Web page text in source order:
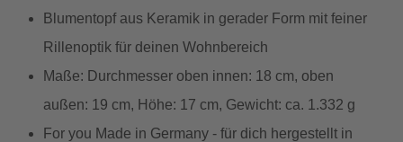
Blumentopf aus Keramik in gerader Form mit feiner
Rillenoptik für deinen Wohnbereich
Maße: Durchmesser oben innen: 18 cm, oben
außen: 19 cm, Höhe: 17 cm, Gewicht: ca. 1.332 g
For you Made in Germany - für dich hergestellt in